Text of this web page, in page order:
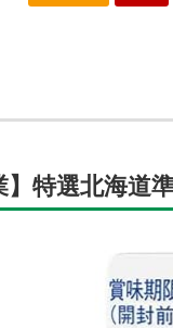
】特選北海道